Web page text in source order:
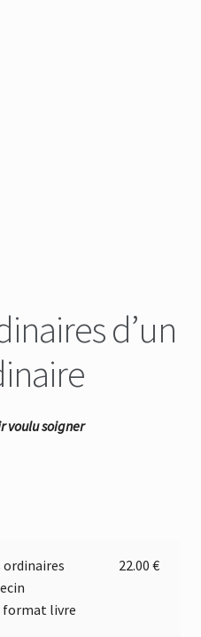
d’un
voulu soigner
€
ordinaires
format livre
22.00€